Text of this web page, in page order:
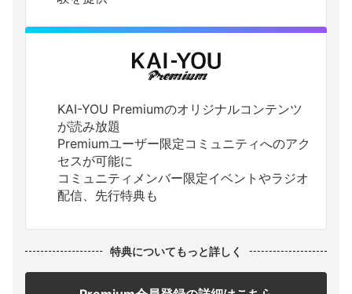
KAI-YOU Premiumのオリジナルコンテンツ
が読み放題
Premiumユーザー限定コミュニティへのアク
セスが可能に
コミュニティメンバー限定イベントやラジオ
配信、先行特典も
特典についてもっと詳しく